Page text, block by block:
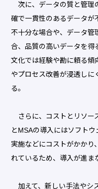
次に、データの質と管理
確で一貫性のあるデータが
不十分な場合や、データ管
合、品質の高いデータを得
文化では経験や勘に頼る傾
やプロセス改善が浸透しに
る。
さらに、コストとリソー
とMSAの導入にはソフト
実施などにコストがかかり
れているため、導入が進ま
加えて、新しい手法やシ